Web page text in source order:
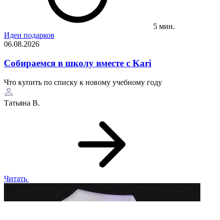
5 мин.
Идеи подарков
06.08.2026
Собираемся в школу вместе с Kari
Что купить по списку к новому учебному году
Татьяна В.
Читать